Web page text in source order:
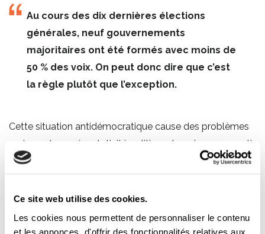
Ce site web utilise des cookies.
Les cookies nous permettent de personnaliser le contenu
et les annonces, d'offrir des fonctionnalités relatives aux
Au cours des dix dernières élections
générales, neuf gouvernements
majoritaires ont été formés avec moins de
50 % des voix. On peut donc dire que c’est
la règle plutôt que l’exception.
Cette situation antidémocratique cause des problèmes
majeurs de représentativité politique. Imaginons un parti
politique qui promet de mettre au pas les syndicats. Ce
dernier pourrait être élu par une minorité d’électeurs et
d’électrices et obtenir la majorité à l’Assemblée nationale.
Une fois élu, il pourra alors mettre en œuvre des mesures
antisyndicales même si la majorité de la population n’a